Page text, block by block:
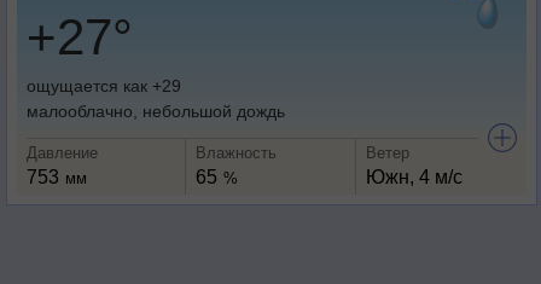
+27°
ощущается как +29
малооблачно, небольшой дождь
Давление
753 мм
Влажность
65 %
Ветер
Южн, 4 м/с